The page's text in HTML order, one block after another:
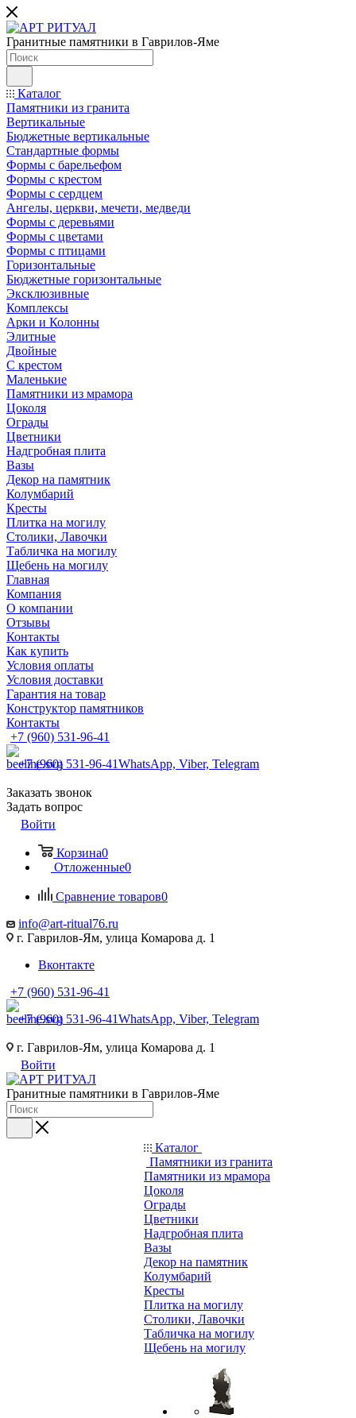
Гранитные памятники в Гаврилов-Яме
Каталог
Памятники из гранита
Вертикальные
Бюджетные вертикальные
Стандартные формы
Формы с барельефом
Формы с крестом
Формы с сердцем
Ангелы, церкви, мечети, медведи
Формы с деревьями
Формы с цветами
Формы с птицами
Горизонтальные
Бюджетные горизонтальные
Эксклюзивные
Комплексы
Арки и Колонны
Элитные
Двойные
С крестом
Маленькие
Памятники из мрамора
Цоколя
Ограды
Цветники
Надгробная плита
Вазы
Декор на памятник
Колумбарий
Кресты
Плитка на могилу
Столики, Лавочки
Табличка на могилу
Щебень на могилу
Главная
Компания
О компании
Отзывы
Контакты
Как купить
Условия оплаты
Условия доставки
Гарантия на товар
Конструктор памятников
Контакты
+7 (960) 531-96-41
+7 (960) 531-96-41WhatsApp, Viber, Telegram
Заказать звонок
Задать вопрос
Войти
Корзина0
Отложенные0
Сравнение товаров0
info@art-ritual76.ru
г. Гаврилов-Ям, улица Комарова д. 1
Вконтакте
+7 (960) 531-96-41
+7 (960) 531-96-41WhatsApp, Viber, Telegram
г. Гаврилов-Ям, улица Комарова д. 1
Войти
Гранитные памятники в Гаврилов-Яме
Каталог
Памятники из гранита
Памятники из мрамора
Цоколя
Ограды
Цветники
Надгробная плита
Вазы
Декор на памятник
Колумбарий
Кресты
Плитка на могилу
Столики, Лавочки
Табличка на могилу
Щебень на могилу